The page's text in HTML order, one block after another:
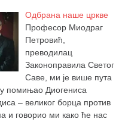
Одбрана наше цркве
Професор Миодраг
Петровић,
преводилац
Законоправила Светог
Саве, ми је више пута
помињао Диогениса
– великог борца против
и говорио ми како ће нас